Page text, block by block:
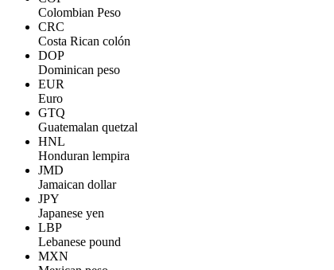
Colombian Peso
CRC
Costa Rican colón
DOP
Dominican peso
EUR
Euro
GTQ
Guatemalan quetzal
HNL
Honduran lempira
JMD
Jamaican dollar
JPY
Japanese yen
LBP
Lebanese pound
MXN